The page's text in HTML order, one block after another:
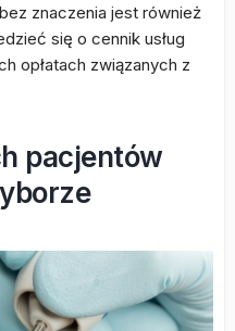
znaczenia jest również
się o cennik usług
opłatach związanych z
pacjentów